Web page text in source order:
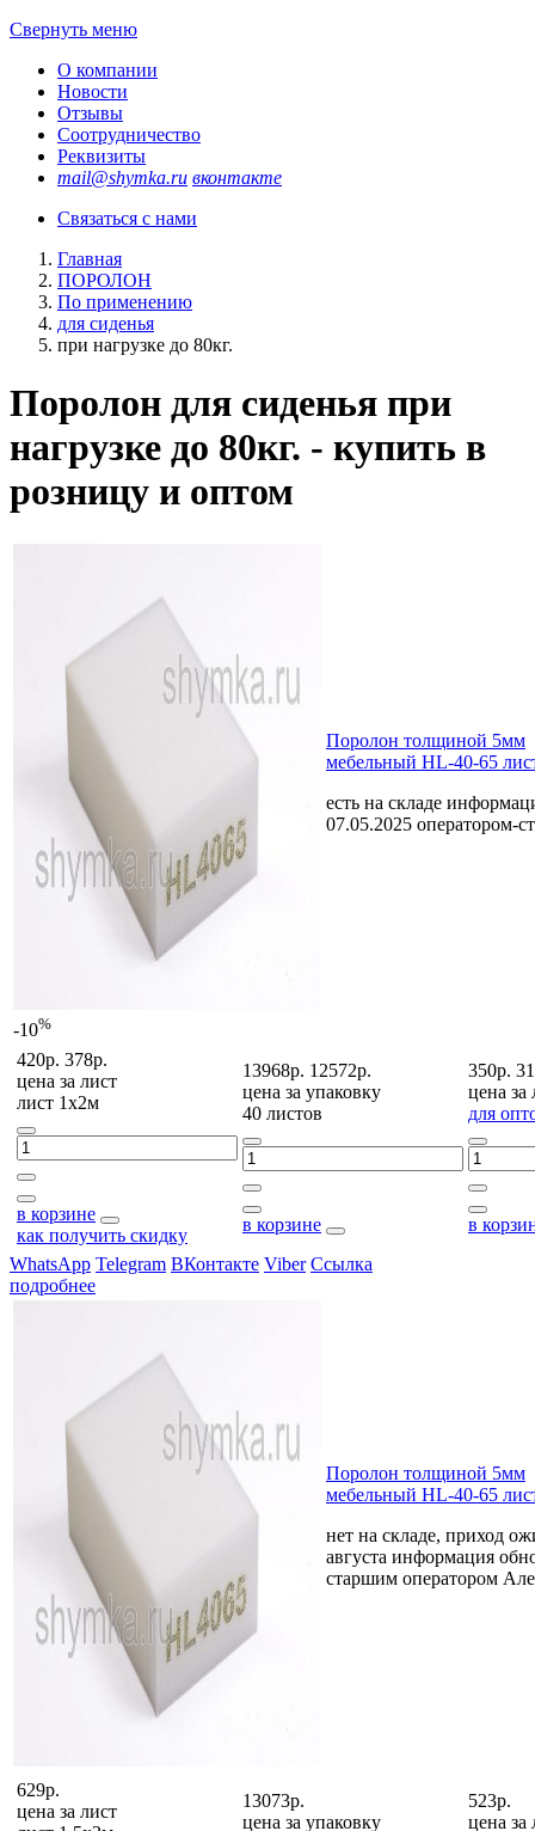
Свернуть меню
О компании
Новости
Отзывы
Соотрудничество
Реквизиты
mail@shymka.ru вконтакте
Связаться с нами
Главная
ПОРОЛОН
По применению
для сиденья
при нагрузке до 80кг.
Поролон для сиденья при
нагрузке до 80кг. - купить в
розницу и оптом
-10%
Поролон толщиной 5мм
мебельный HL-40-65
есть на складе
07.05.2025 оператором-
420р. 378р.
цена за лист
лист 1х2м
в корзине
как получить скидку
13968р. 12572р.
цена за упаковку
40 листов
в корзине
350р.
цена за
для
в
WhatsApp Telegram ВКонтакте Viber Ссылка
подробнее
Поролон толщиной 5мм
мебельный HL-40-65
нет на складе, приход
августа информация
старшим оператором
629р.
цена за лист
13073р.
цена за упаковку
523р.
цена за